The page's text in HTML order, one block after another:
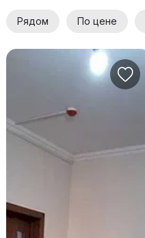
Рядом По цене